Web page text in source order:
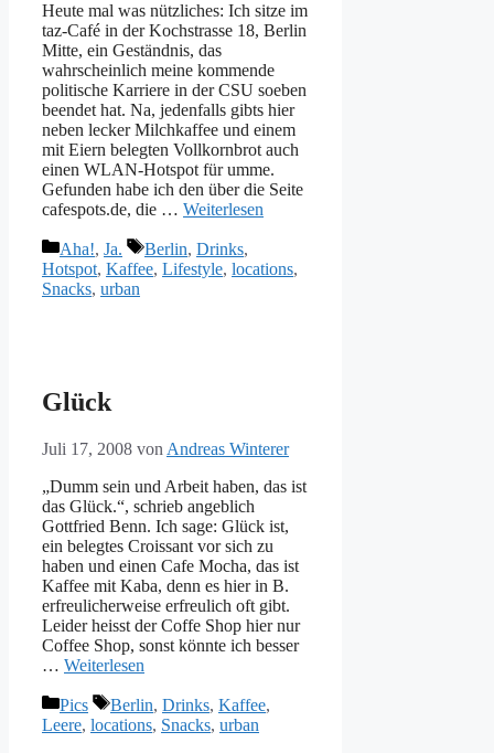
Heute mal was nützliches: Ich sitze im
taz-Café in der Kochstrasse 18, Berlin
Mitte, ein Geständnis, das
wahrscheinlich meine kommende
politische Karriere in der CSU soeben
beendet hat. Na, jedenfalls gibts hier
neben lecker Milchkaffee und einem
mit Eiern belegten Vollkornbrot auch
einen WLAN-Hotspot für umme.
Gefunden habe ich den über die Seite
cafespots.de, die … Weiterlesen
Kategorien
Aha!, Ja. Schlagwörter
Berlin, Drinks,
Hotspot, Kaffee, Lifestyle, locations,
Snacks, urban
Glück
Juli 17, 2008 von Andreas Winterer
„Dumm sein und Arbeit haben, das ist
das Glück.“, schrieb angeblich
Gottfried Benn. Ich sage: Glück ist,
ein belegtes Croissant vor sich zu
haben und einen Cafe Mocha, das ist
Kaffee mit Kaba, denn es hier in B.
erfreulicherweise erfreulich oft gibt.
Leider heisst der Coffe Shop hier nur
Coffee Shop, sonst könnte ich besser
… Weiterlesen
Kategorien
Pics Schlagwörter
Berlin, Drinks, Kaffee,
Leere, locations, Snacks, urban